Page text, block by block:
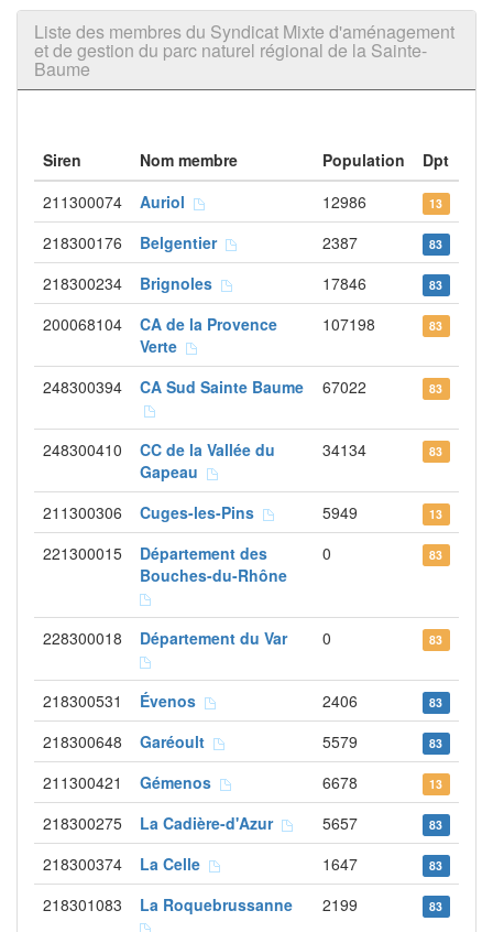
Liste des membres du Syndicat Mixte d'aménagement
et de gestion du parc naturel régional de la Sainte-
Baume
Siren Nom membre Population
Dpt
211300074
Auriol 12986 13
218300176 Belgentier 2387 83
218300234 Brignoles 17846 83
200068104
CA de la Provence
Verte
107198 83
248300394 CA Sud Sainte Baume 67022 83
248300410
CC de la Vallée du
Gapeau
34134 83
211300306 Cuges-les-Pins 5949 13
221300015
Département des
Bouches-du-Rhône
0 83
228300018 Département du Var 0 83
218300531 Évenos 2406 83
218300648 Garéoult 5579 83
211300421 Gémenos 6678 13
218300275 La Cadière-d'Azur 5657 83
218300374 La Celle 1647 83
218301083 La Roquebrussanne 2199 83